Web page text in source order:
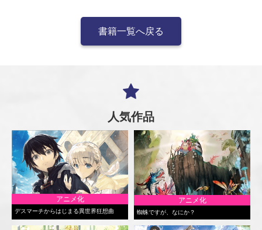
書籍一覧へ戻る
人気作品
アニメ化
デスマーチからはじまる異世界狂想曲
アニメ化
蜘蛛ですが、なにか？